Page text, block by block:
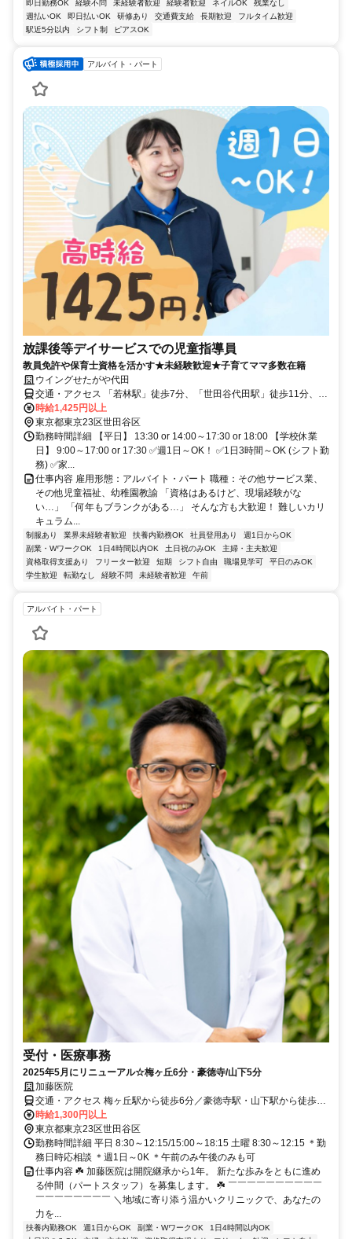
即日勤務OK
経験不問 未経験者歓迎 経験者歓迎 ネイルOK
残業なし
週払いOK
即日払いOK 研修あり 交通費支給 長期歓迎
フルタイム歓迎
駅近5分以内
シフト制 ピアスOK
アルバイト・パート
放課後等デイサービスでの児童指導員
教員免許や保育士資格を活かす★未経験歓迎★子育てママ多数在籍
ウイングせたがや代田
交通・アクセス 「若林駅」徒歩7分、「世田谷代田駅」徒歩11分、
「梅が丘駅」徒歩13分
時給1,425円以上
東京都東京23区世田谷区
勤務時間詳細 【平日】 13:30 or 14:00～17:30 or 18:00 【学校休業
日】 9:00～17:00 or 17:30 ✅週1日～OK！ ✅1日3時間～OK (シフト勤
務) ✅家...
仕事内容 雇用形態：アルバイト・パート 職種：その他サービス業、
その他児童福祉、幼稚園教諭 「資格はあるけど、現場経験がな
い…」 「何年もブランクがある…」 そんな方も大歓迎！ 難しいカリ
キュラム...
制服あり 業界未経験者歓迎 扶養内勤務OK 社員登用あり
週1日からOK
副業・WワークOK
1日4時間以内OK 土日祝のみOK
主婦・主夫歓迎
資格取得支援あり
フリーター歓迎 短期 シフト自由 職場見学可
平日のみOK
学生歓迎
転勤なし 経験不問 未経験者歓迎 午前
アルバイト・パート
受付・医療事務
2025年5月にリニューアル☆梅ヶ丘6分・豪徳寺/山下5分
加藤医院
交通・アクセス 梅ヶ丘駅から徒歩6分／豪徳寺駅・山下駅から徒歩5
分
時給1,300円以上
東京都東京23区世田谷区
勤務時間詳細 平日 8:30～12:15/15:00～18:15 土曜 8:30～12:15 ＊勤
務日時応相談 ＊週1日～0K ＊午前のみ午後のみも可
仕事内容 ☘️ 加藤医院は開院継承から1年。 新たな歩みをともに進め
る仲間（パートスタッフ）を募集します。 ☘️ ￣￣￣￣￣￣￣￣￣￣
￣￣￣￣￣￣￣￣ ＼地域に寄り添う温かいクリニックで、あなたの
力を...
扶養内勤務OK 週1日からOK 副業・WワークOK
1日4時間以内OK